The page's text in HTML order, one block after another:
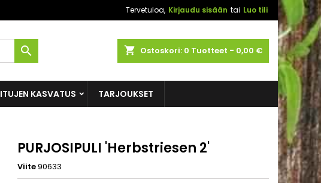
Tervetuloa, Kirjaudu sisään tai Luo tili
shopping_cart Ostoskori: 0 Tuotteet - 0,00 €

ITUJEN KASVATUS TARJOUKSET
PURJOSIPULI 'Herbstriesen 2'
Viite90633